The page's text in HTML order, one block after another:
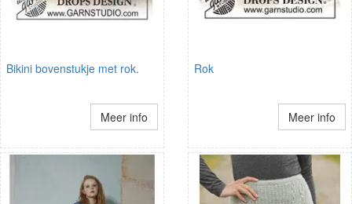
Bikini bovenstukje met rok.
Meer info
Rok
Meer info